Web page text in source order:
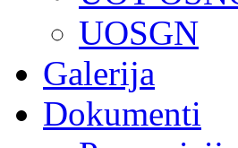
UOSGN
Galerija
Dokumenti